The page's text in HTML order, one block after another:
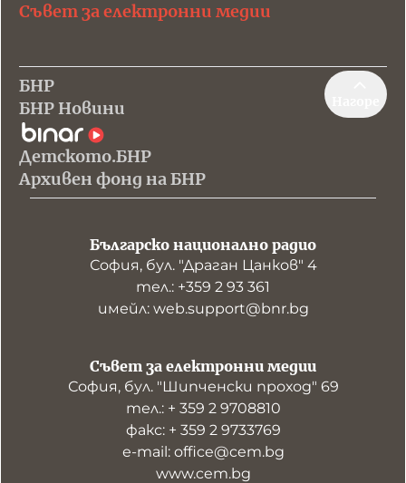
Съвет за електронни медии
БНР
БНР Новини
Детското.БНР
Архивен фонд на БНР
Българско национално радио
София, бул. "Драган Цанков" 4
тел.: +359 2 93 361
имейл: web.support@bnr.bg
Съвет за електронни медии
София, бул. "Шипченски проход" 69
тел.: + 359 2 9708810
факс: + 359 2 9733769
е-mail: office@cem.bg
www.cem.bg